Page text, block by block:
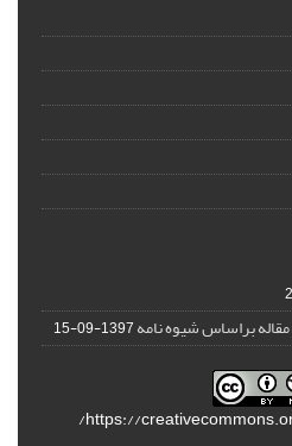
براساس شیوه نامه1397-09-15
https://